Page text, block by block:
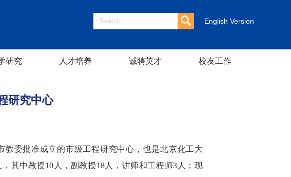
English Version
研究 人才培养 诚聘英才 校友工作
研究中心
教委批准成立的市级工程研究中心，也是北京化工大
其中教授10人，副教授18人，讲师和工程师3人；现